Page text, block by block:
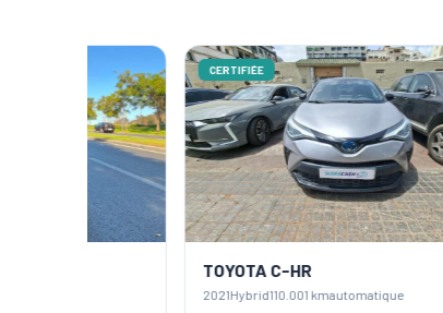
CERTIFIÉE
TOYOTA C-HR
110.001 kmautomatique